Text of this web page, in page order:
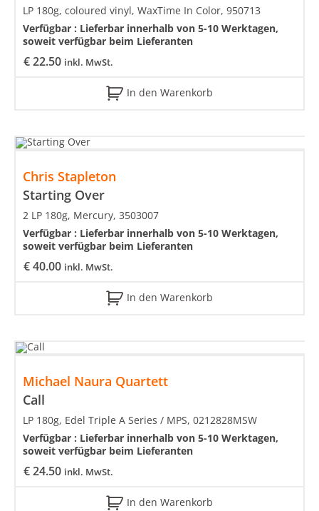
€22.50 inkl. MwSt.
LP 180g, coloured vinyl, WaxTime In Color, 950713
Verfügbar : Lieferbar innerhalb von 5-10 Werktagen,
soweit verfügbar beim Lieferanten
In den Warenkorb
Chris Stapleton
Starting Over
€40.00 inkl. MwSt.
2 LP 180g, Mercury, 3503007
Verfügbar : Lieferbar innerhalb von 5-10 Werktagen,
soweit verfügbar beim Lieferanten
In den Warenkorb
Michael Naura Quartett
Call
€24.50 inkl. MwSt.
LP 180g, Edel Triple A Series / MPS, 0212828MSW
Verfügbar : Lieferbar innerhalb von 5-10 Werktagen,
soweit verfügbar beim Lieferanten
In den Warenkorb